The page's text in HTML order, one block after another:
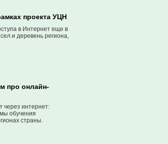
проекта УЦН
в Интернет еще в
и деревень региона,
про онлайн-
через интернет:
обучения
страны.